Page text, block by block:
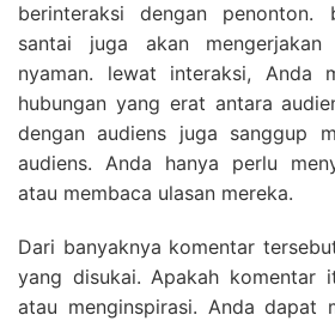
berinteraksi dengan penonton.
santai juga akan mengerjakan
nyaman. lewat interaksi, Anda
hubungan yang erat antara
dengan audiens juga sanggup
audiens. Anda hanya perlu
atau membaca ulasan mereka.
Dari banyaknya komentar
yang disukai. Apakah komentar
atau menginspirasi. Anda dapat